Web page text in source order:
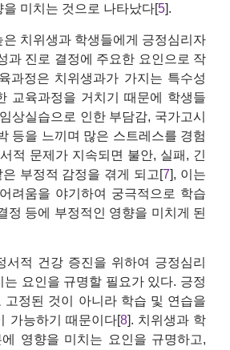
미치는 것으로 나타났다[5].
치위생과 학생들에게 긍정심리자
과 진로 결정에 주요한 요인으로 작
과정은 치위생과가 가지는 특수성
교육과정을 거치기 때문에 학생들
상실습으로 인한 부담감, 국가고시
등을 느끼며 많은 스트레스를 경험
적 문제가 지속되면 불안, 실패, 긴
부정적 감정을 겪게 되고[7], 이는
려움을 야기하여 궁극적으로 학습
정 등에 부정적인 영향을 미치게 된
서적 건강 증진을 위하여 긍정심리
는 요인을 규명할 필요가 있다. 긍정
고정된 것이 아니라 학습 및 연습을
가능하기 때문이다[8]. 치위생과 학
영향을 미치는 요인을 규명하고,